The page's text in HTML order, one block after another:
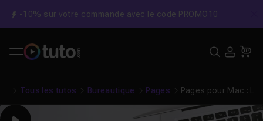
-10% sur votre commande avec le code PROMO10
Tous les tutos Bureautique Pages Pages pour Mac :